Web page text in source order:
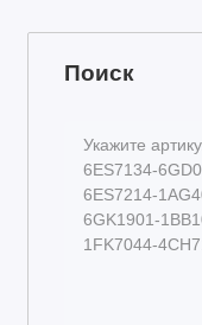
Поиск